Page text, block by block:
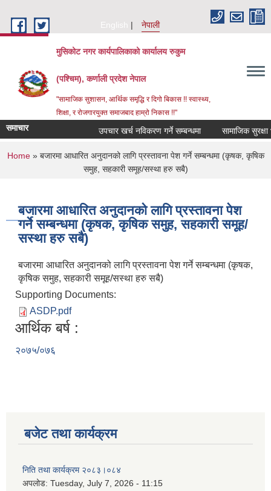
English
नेपाली
मुसिकोट नगर कार्यपालिकाको कार्यालय रुकुम
(पश्चिम), कर्णाली प्रदेश नेपाल
"सामाजिक सुशासन, आर्थिक समृद्धि र दिगो बिकास !! स्वास्थ्य,
शिक्षा, र रोजगारयुक्त समाजबाद हाम्रो निकास !!"
समाचार उपचार खर्च नविकरण गर्ने सम्बन्धमा
You are here
Home» बजारमा आधारित अनुदानको लागि प्रस्तावना पेश गर्ने सम्बन्धमा (कृषक, कृषिक
समुह, सहकारी समूह/सस्था हरु सबै)
बजारमा आधारित अनुदानको लागि प्रस्तावना पेश
गर्ने सम्बन्धमा (कृषक, कृषिक समुह, सहकारी समूह/
सस्था हरु सबै)
बजारमा आधारित अनुदानको लागि प्रस्तावना पेश गर्ने सम्बन्धमा (कृषक,
कृषिक समुह, सहकारी समूह/सस्था हरु सबै)
Supporting Documents:
ASDP.pdf
आर्थिक बर्ष :
२०७५/०७६
बजेट तथा कार्यक्रम
निति तथा कार्यक्रम २०८३।०८४
अपलोड: Tuesday, July 7, 2026 - 11:15